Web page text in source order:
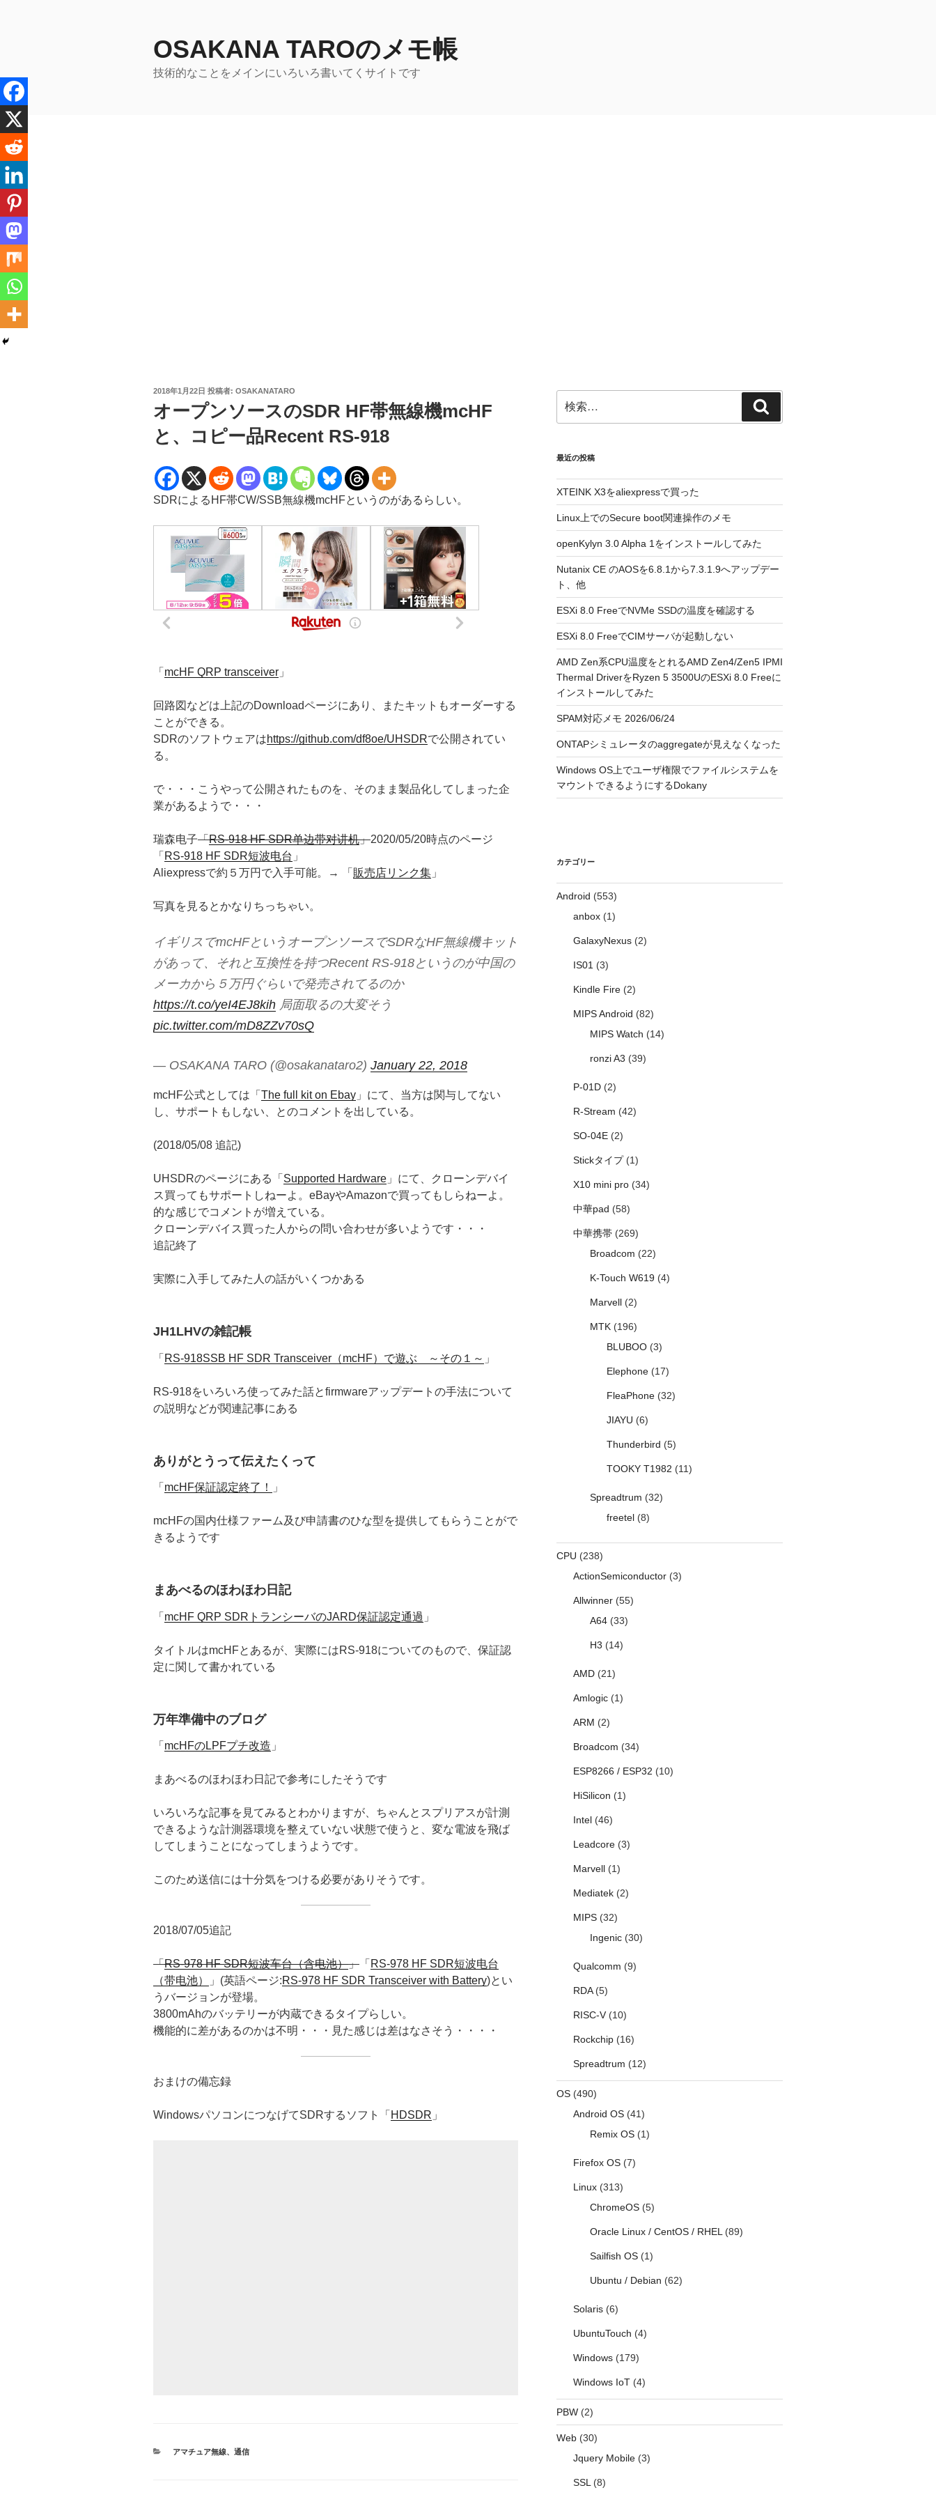
へ
ス
キ
プ
OSAKANA TAROのメモ帳
技術的なことをメインにいろいろ書いてくサイトです
投
日:
2018年1月22日 投稿者: OSAKANATARO
オープンソースのSDR HF帯無線機mcHF
と、コピー品Recent RS-918
SDRによるHF帯CW/SSB無線機mcHFというのがあるらしい。
「 mcHF QRP transceiver 」
回路図などは上記のDownloadページにあり、またキットもオーダーする
ことができる。
SDRのソフトウェアはhttps://github.com/df8oe/UHSDRで公開されてい
る。
で・・・こうやって公開されたものを、そのまま製品化してしまった企
業があるようで・・・
瑞森电子「RS-918 HF SDR单边带对讲机」2020/05/20時点のページ
「 RS-918 HF SDR短波电台 」
Aliexpressで約５万円で入手可能。→ 「 販売店リンク集 」
写真を見るとかなりちっちゃい。
イギリスでmcHFというオープンソースでSDRなHF無線機キット
があって、それと互換性を持つRecent RS-918というのが中国の
メーカから５万円ぐらいで発売されてるのか
https://t.co/yeI4EJ8kih 局面取るの大変そう
pic.twitter.com/mD8ZZv70sQ
— OSAKANA TARO (@osakanataro2) January 22, 2018
mcHF公式としては「 The full kit on Ebay 」にて、当方は関与してない
し、サポートもしない、とのコメントを出している。
(2018/05/08 追記)
UHSDRのページにある「 Supported Hardware 」にて、クローンデバイ
ス買ってもサポートしねーよ。eBayやAmazonで買ってもしらねーよ。
的な感じでコメントが増えている。
クローンデバイス買った人からの問い合わせが多いようです・・・
追記終了
実際に入手してみた人の話がいくつかある
JH1LHVの雑記帳
「 RS-918SSB HF SDR Transceiver（mcHF）で遊ぶ ～その１～ 」
RS-918をいろいろ使ってみた話とfirmwareアップデートの手法について
の説明などが関連記事にある
ありがとうって伝えたくって
「 mcHF保証認定終了！ 」
mcHFの国内仕様ファーム及び申請書のひな型を提供してもらうことがで
きるようです
まあべるのほわほわ日記
「 mcHF QRP SDRトランシーバのJARD保証認定通過 」
タイトルはmcHFとあるが、実際にはRS-918についてのもので、保証認
定に関して書かれている
万年準備中のブログ
「 mcHFのLPFプチ改造 」
まあべるのほわほわ日記で参考にしたそうです
いろいろな記事を見てみるとわかりますが、ちゃんとスプリアスが計測
できるような計測器環境を整えていない状態で使うと、変な電波を飛ば
してしまうことになってしまうようです。
このため送信には十分気をつける必要がありそうです。
2018/07/05追記
「RS-978 HF SDR短波车台（含电池）」 「 RS-978 HF SDR短波电台
（带电池）
」(英語ページ:RS-978 HF SDR Transceiver with Battery)とい
うバージョンが登場。
3800mAhのバッテリーが内蔵できるタイプらしい。
機能的に差があるのかは不明・・・見た感じは差はなさそう・・・・
おまけの備忘録
WindowsパソコンにつなげてSDRするソフト「 HDSDR 」
カ
アマチュア無線、 通信
索:
索
最近の投稿
XTEINK X3をaliexpressで買った
Linux上でのSecure boot関連操作のメモ
openKylyn 3.0 Alpha 1をインストールしてみた
Nutanix CE のAOSを6.8.1から7.3.1.9へアップデー
ト、他
ESXi 8.0 FreeでNVMe SSDの温度を確認する
ESXi 8.0 FreeでCIMサーバが起動しない
AMD Zen系CPU温度をとれるAMD Zen4/Zen5 IPMI
Thermal DriverをRyzen 5 3500UのESXi 8.0 Freeに
インストールしてみた
SPAM対応メモ 2026/06/24
ONTAPシミュレータのaggregateが見えなくなった
Windows OS上でユーザ権限でファイルシステムを
マウントできるようにするDokany
カテゴリー
Android (553)
anbox(1)
GalaxyNexus(2)
IS01(3)
Kindle Fire(2)
MIPS Android (82)
MIPS Watch (14)
ronzi A3 (39)
P-01D(2)
R-Stream (42)
SO-04E(2)
Stickタイプ(1)
X10 mini pro(34)
中華pad (58)
中華携帯(269)
Broadcom (22)
K-Touch W619(4)
Marvell(2)
MTK(196)
BLUBOO(3)
Elephone(17)
FleaPhone(32)
JIAYU (6)
Thunderbird (5)
TOOKY T1982 (11)
Spreadtrum (32)
freetel(8)
CPU (238)
ActionSemiconductor(3)
Allwinner(55)
A64(33)
H3 (14)
AMD(21)
Amlogic(1)
ARM (2)
Broadcom (34)
ESP8266 / ESP32 (10)
HiSilicon (1)
Intel(46)
Leadcore(3)
Marvell(1)
Mediatek(2)
MIPS(32)
Ingenic(30)
Qualcomm (9)
RDA(5)
RISC-V(10)
Rockchip(16)
Spreadtrum (12)
OS(490)
Android OS(41)
Remix OS(1)
Firefox OS(7)
Linux(313)
ChromeOS(5)
Oracle Linux / CentOS / RHEL(89)
Sailfish OS(1)
Ubuntu / Debian (62)
Solaris(6)
UbuntuTouch (4)
Windows(179)
Windows IoT(4)
PBW(2)
Web(30)
Jquery Mobile(3)
SSL(8)